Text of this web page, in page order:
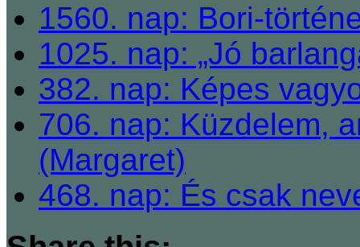
1560. nap: Bori-
1025. nap: „Jó
382. nap: Képes
706. nap: Küzdelem,
(Margaret)
468. nap: És csak